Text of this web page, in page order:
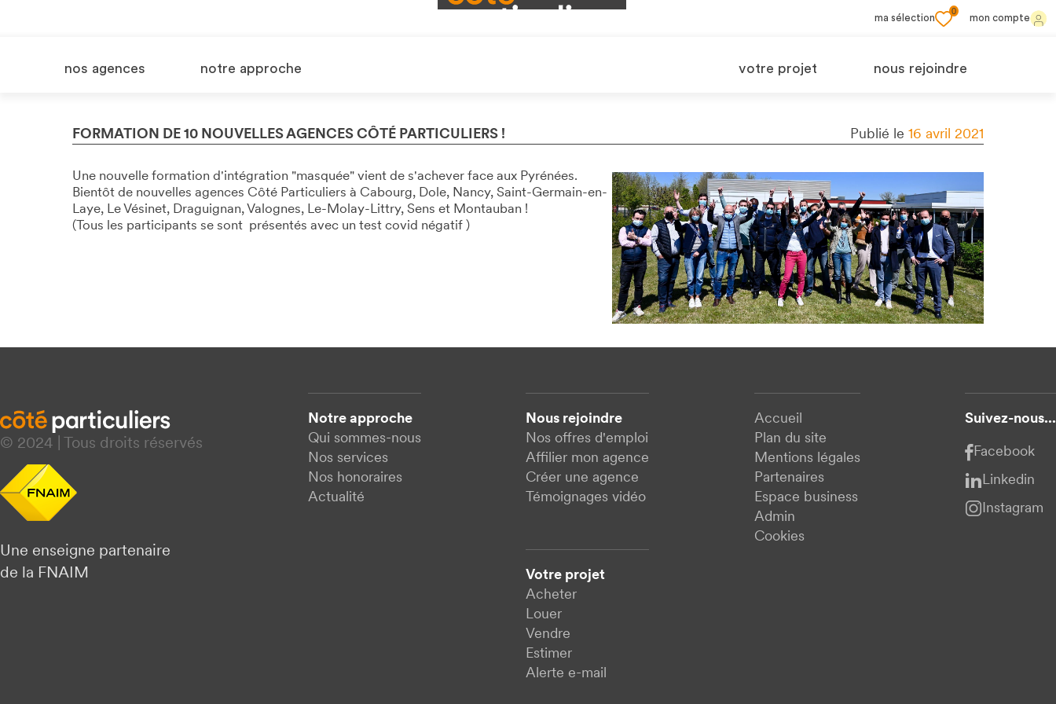
ma sélection
0
mon compte
nos agences notre approche votre projet nous rejoindre
FORMATION DE 10 NOUVELLES AGENCES CÔTÉ PARTICULIERS ! Publié le 16 avril 2021
Une nouvelle formation d'intégration "masquée" vient de s'achever face aux Pyrénées.
Bientôt de nouvelles agences Côté Particuliers à Cabourg, Dole, Nancy, Saint-Germain-en-
Laye, Le Vésinet, Draguignan, Valognes, Le-Molay-Littry, Sens et Montauban !
(Tous les participants se sont présentés avec un test covid négatif )
© 2024 | Tous droits réservés
Une enseigne partenaire
de la FNAIM
Notre approche
Qui sommes-nous
Nos services
Nos honoraires
Actualité
Nous rejoindre
Nos offres d'emploi
Affilier mon agence
Créer une agence
Témoignages vidéo
Votre projet
Acheter
Louer
Vendre
Estimer
Alerte e-mail
Accueil
Plan du site
Mentions légales
Partenaires
Espace business
Admin
Cookies
Suivez-nous...
Facebook
Linkedin
Instagram